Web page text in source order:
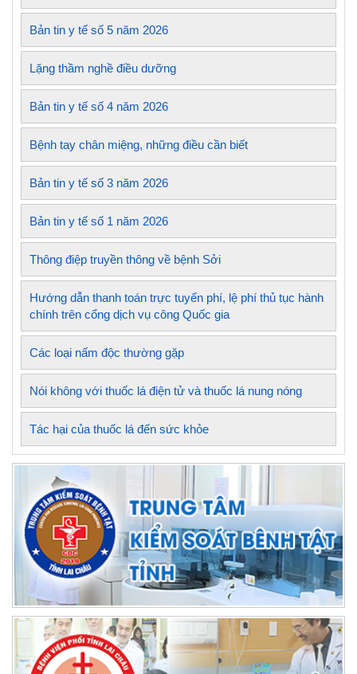
Bản tin y tế số 5 năm 2026
Lặng thầm nghề điều dưỡng
Bản tin y tế số 4 năm 2026
Bệnh tay chân miệng, những điều cần biết
Bản tin y tế số 3 năm 2026
Bản tin y tế số 1 năm 2026
Thông điệp truyền thông về bệnh Sởi
Hướng dẫn thanh toán trực tuyến phí, lệ phí thủ tục hành
chính trên cổng dịch vụ công Quốc gia
Các loại nấm độc thường gặp
Nói không với thuốc lá điện tử và thuốc lá nung nóng
Tác hại của thuốc lá đến sức khỏe